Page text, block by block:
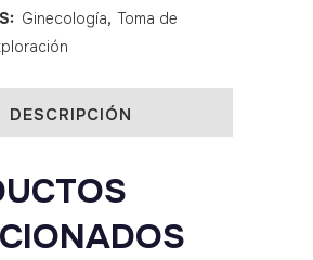
Ginecología, Toma de
DESCRIPCIÓN